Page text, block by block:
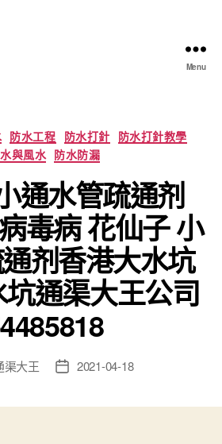
Menu
Categories
防水工程 防水打針 防水打針教學
與風水 防水防漏
通水管疏通剂
毒病 花仙子 小
剂香港大水坑
通渠大王公司
渠大王
Post2021-04-18